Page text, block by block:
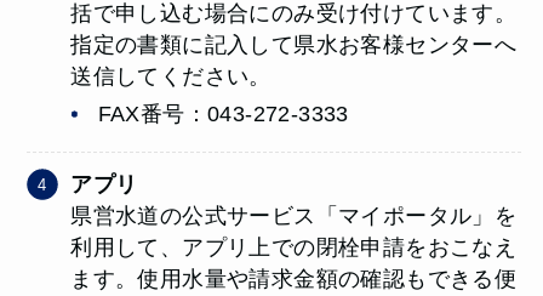
括で申し込む場合にのみ受け付けています。
指定の書類に記入して県水お客様センターへ
送信してください。
FAX番号：043-272-3333
アプリ
県営水道の公式サービス「マイポータル」を
利用して、アプリ上での閉栓申請をおこなえ
ます。使用水量や請求金額の確認もできる便